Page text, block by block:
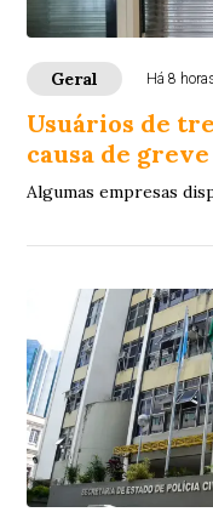
Geral Há 8
Usuários de
causa de greve
Algumas empresas